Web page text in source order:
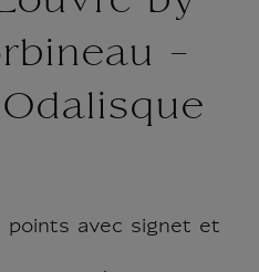
-
points avec signet et